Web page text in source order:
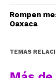
Rompen
Oaxaca
TEMAS